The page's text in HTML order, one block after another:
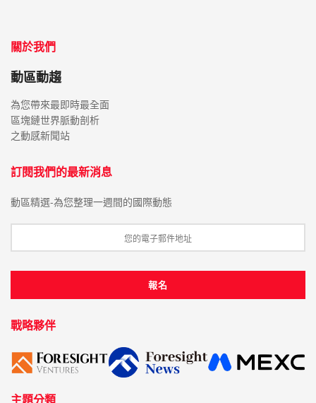
關於我們
動區動趨
為您帶來最即時最全面
區塊鏈世界脈動剖析
之動感新聞站
訂閱我們的最新消息
動區精選-為您整理一週間的國際動態
戰略夥伴
主題分類